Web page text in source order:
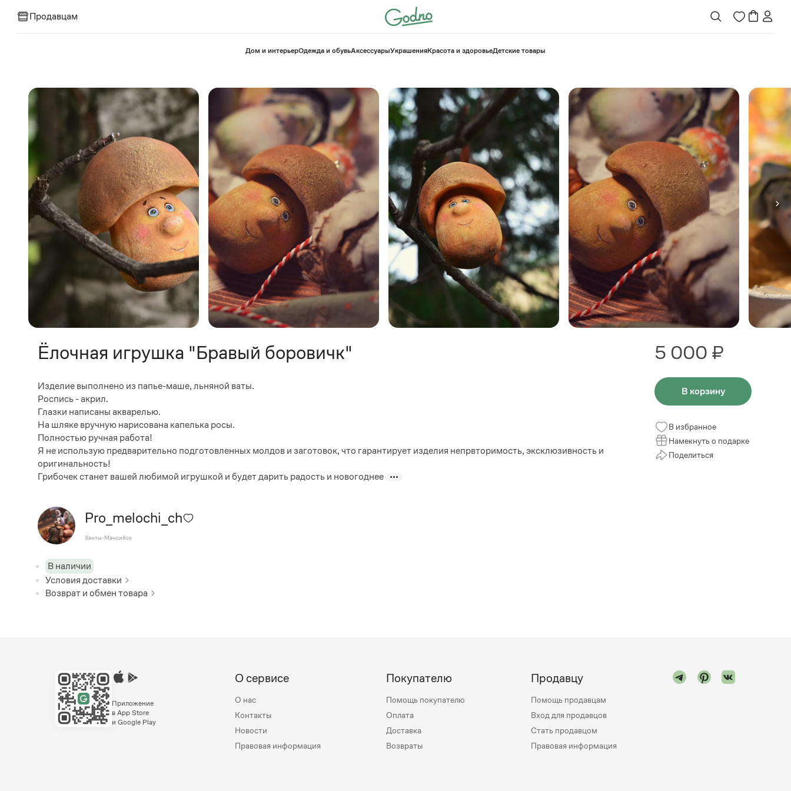
Продавцам
⁠Дом и интерьерОдежда и обувьАксессуарыУкрашенияКрасота и здоровье⁠Детские товары
Ёлочная игрушка "Бравый боровичк"
Изделие выполнено из папье-маше, льняной ваты.
Роспись - акрил.
Глазки написаны акварелью.
На шляке вручную нарисована капелька росы.
Полностью ручная работа!
Я не использую предварительно подготовленных молдов и заготовок, что гарантирует изделия непрвторимость, эксклюзивность и
оригинальность!
Грибочек станет вашей любимой игрушкой и будет дарить радость и новогоднее
Pro_melochi_ch
Ханты-Мансийск
В наличии
Условия доставки
Возврат и обмен товара
5 000 ₽
В корзину
В избранное
Намекнуть о подарке
Поделиться
Приложение
в App Store
и Google Play
О сервисе
О нас
Контакты
Новости
Правовая информация
Покупателю
Помощь покупателю
Оплата
Доставка
Возвраты
Продавцу
Помощь продавцам
Вход для продавцов
Стать продавцом
Правовая информация